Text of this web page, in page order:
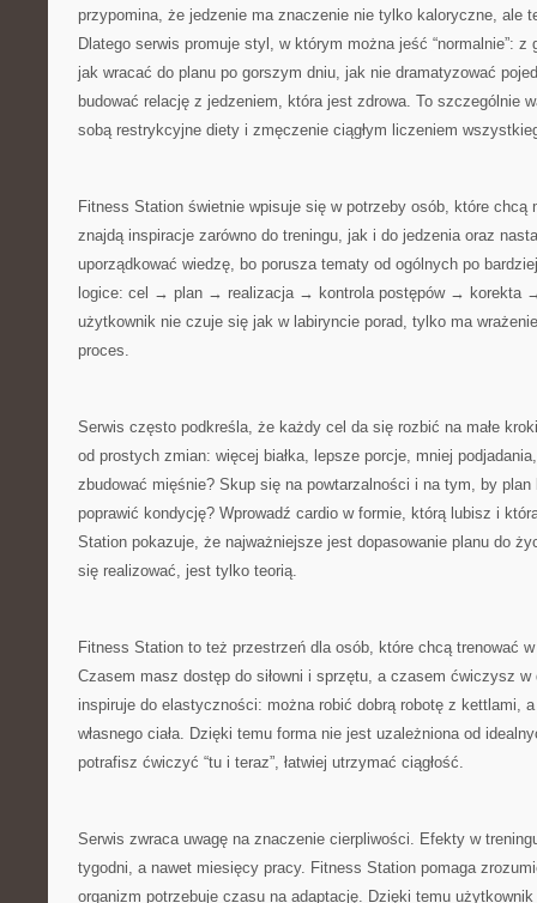
przypomina, że jedzenie ma znaczenie nie tylko kaloryczne, ale
Dlatego serwis promuje styl, w którym można jeść “normalnie”: z
jak wracać do planu po gorszym dniu, jak nie dramatyzować
budować relację z jedzeniem, która jest zdrowa. To szczególnie
sobą restrykcyjne diety i zmęczenie ciągłym liczeniem
Fitness Station świetnie wpisuje się w potrzeby osób, które chcą
znajdą inspiracje zarówno do treningu, jak i do jedzenia oraz
uporządkować wiedzę, bo porusza tematy od ogólnych po
logice: cel → plan → realizacja → kontrola postępów → korekta
użytkownik nie czuje się jak w labiryncie porad, tylko ma
proces.
Serwis często podkreśla, że każdy cel da się rozbić na małe
od prostych zmian: więcej białka, lepsze porcje, mniej
zbudować mięśnie? Skup się na powtarzalności i na tym, by plan
poprawić kondycję? Wprowadź cardio w formie, którą lubisz i
Station pokazuje, że najważniejsze jest dopasowanie planu do
się realizować, jest tylko teorią.
Fitness Station to też przestrzeń dla osób, które chcą trenować
Czasem masz dostęp do siłowni i sprzętu, a czasem ćwiczysz w
inspiruje do elastyczności: można robić dobrą robotę z kettlami,
własnego ciała. Dzięki temu forma nie jest uzależniona od
potrafisz ćwiczyć “tu i teraz”, łatwiej utrzymać ciągłość.
Serwis zwraca uwagę na znaczenie cierpliwości. Efekty w
tygodni, a nawet miesięcy pracy. Fitness Station pomaga
organizm potrzebuje czasu na adaptację. Dzięki temu